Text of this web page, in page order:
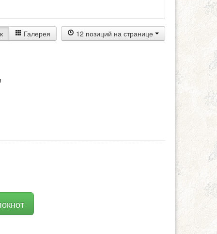
Галерея 12 позиций на странице